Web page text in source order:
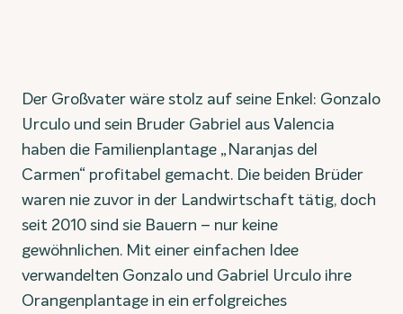
Der Großvater wäre stolz auf seine Enkel: Gonzalo
Urculo und sein Bruder Gabriel aus Valencia
haben die Familienplantage „Naranjas del
Carmen“ profitabel gemacht. Die beiden Brüder
waren nie zuvor in der Landwirtschaft tätig, doch
seit 2010 sind sie Bauern – nur keine
gewöhnlichen. Mit einer einfachen Idee
verwandelten Gonzalo und Gabriel Urculo ihre
Orangenplantage in ein erfolgreiches